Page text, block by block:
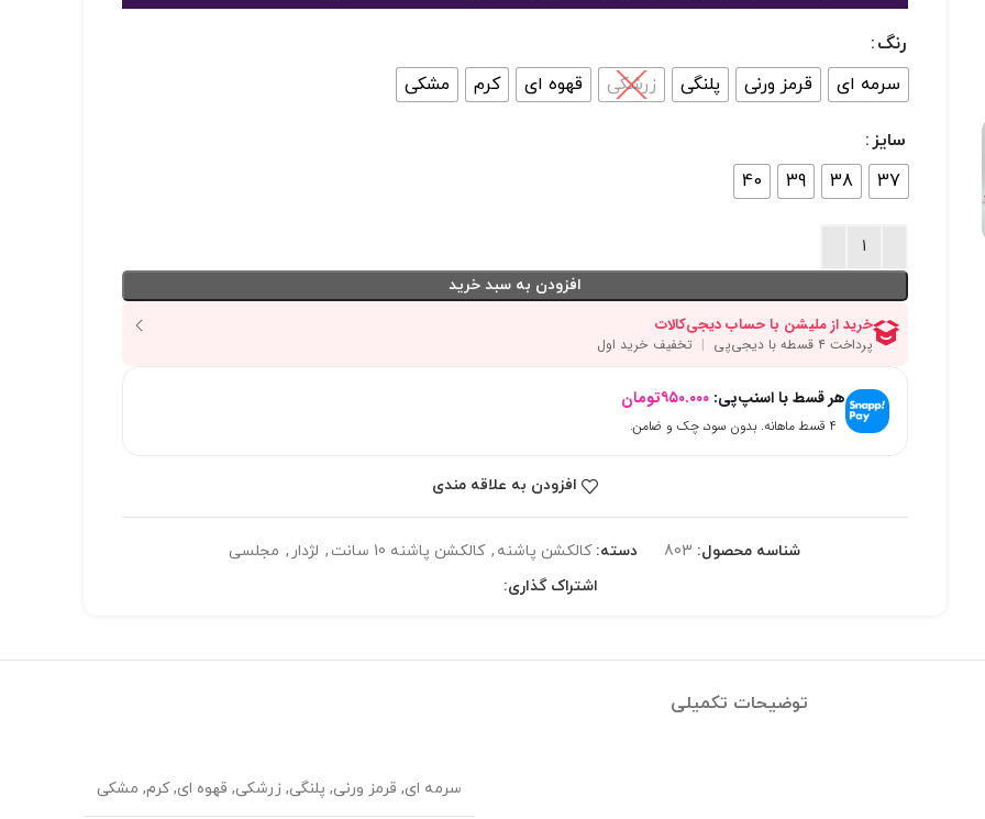
رنگ
سرمه ای
قرمز ورنی پلنگی زرشکی قهوه ای کرم مشکی
سایز
37
38
39
40
افزودن به سبد خرید
هر قسط با اسنپ‌پی:۹۵۰.۰۰۰تومان
۴ قسط ماهانه. بدون سود، چک و ضامن.
افزودن به علاقه مندی
شناسه محصول: 803 دسته: کالکشن پاشنه , کالکشن پاشنه 10 سانت , لژدار , مجلسی
اشتراک گذاری:
توضیحات تکمیلی
سرمه ای, قرمز ورنی, پلنگی, زرشکی, قهوه ای, کرم, مشکی